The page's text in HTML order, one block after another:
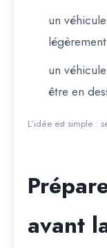
un
un
être en
L’idée est simple :
avant